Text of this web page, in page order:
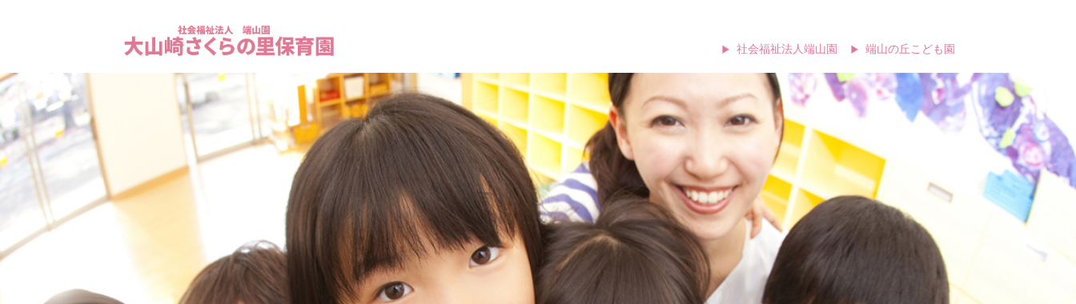
社会福祉法人端山園 端山の丘こども園